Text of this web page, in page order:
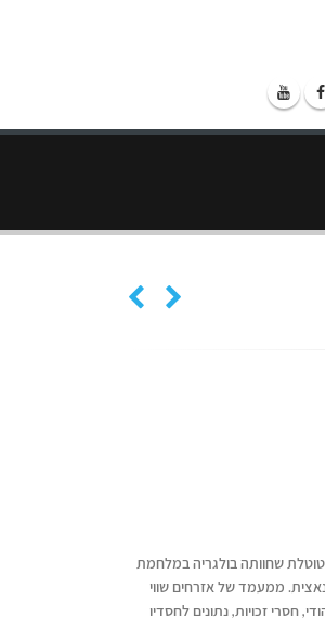
שחוותה בולגריה במלחמת
ממעמד של אזרחים שווי
חסרי זכויות, נתונים לחסדיו